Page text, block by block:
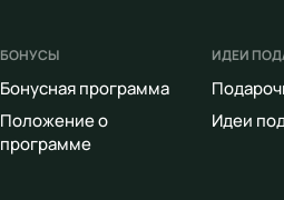
БОНУСЫ
Бонусная программа
Положение о
программе
ИДЕИ
Идеи